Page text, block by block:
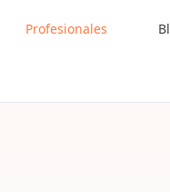
Profesionales